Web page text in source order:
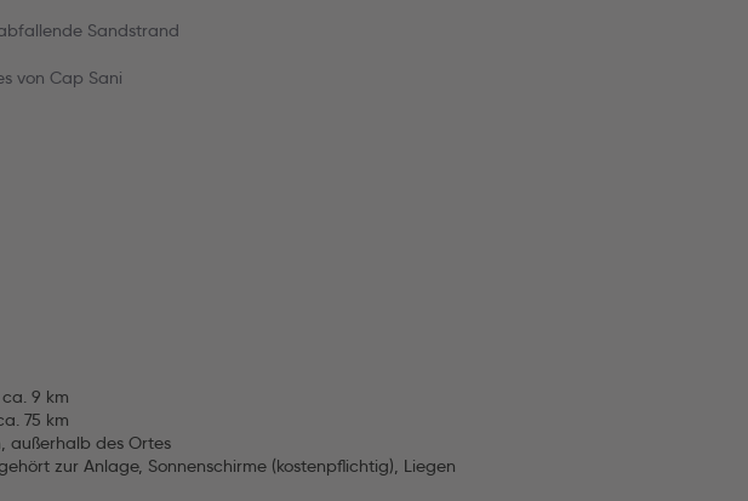
Sandstrand
von Cap Sani
9 km
75 km
außerhalb des Ortes
zur Anlage, Sonnenschirme (kostenpflichtig), Liegen